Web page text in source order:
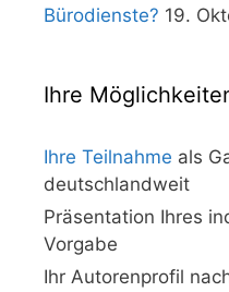
Bürodienste? 19.
Ihre
Ihre Teilnahme als
deutschlandweit
Präsentation Ihres
Vorgabe
Ihr Autorenprofil